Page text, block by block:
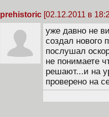
prehistoric [02.12.2011 в
уже давно не
создал нового
послушал
не понимаете
решают...и на
проверено на